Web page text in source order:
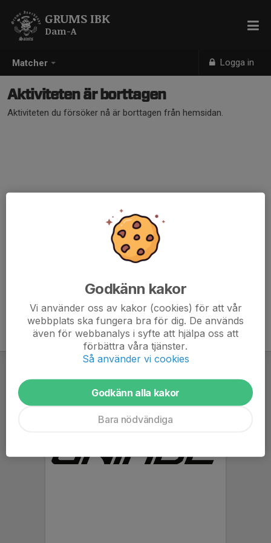
Matcher Logga in
GRUMS IBK
Dam-A
Aktiviteten är borttagen
Aktiviteten du försöker nå är borttagen från hemsidan.
Godkänn kakor
Vi använder oss av kakor (cookies) för att vår
webbplats ska fungera bra för dig. De används
även för webbanalys i syfte att hjälpa oss att
förbättra våra tjänster.
Så använder vi cookies
Godkänn alla kakor
Bara nödvändiga